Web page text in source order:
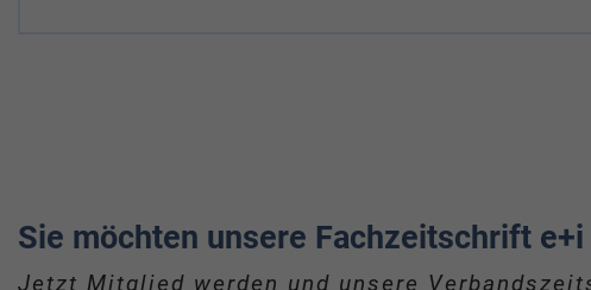
Sie möchten unsere Fachzeitschrift e+i
Jetzt Mitglied werden und unsere